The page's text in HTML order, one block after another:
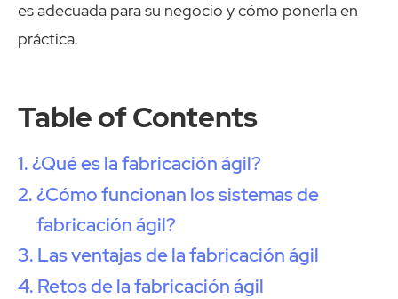
es adecuada para su negocio y cómo ponerla en
práctica.
Table of Contents
¿Qué es la fabricación ágil?
¿Cómo funcionan los sistemas de
fabricación ágil?
Las ventajas de la fabricación ágil
Retos de la fabricación ágil